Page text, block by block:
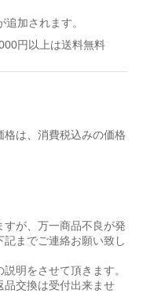
追加されます。
円以上は送料無料
は、消費税込みの価格
が、万一商品不良が発
までご連絡お願い致し
明をさせて頂きます。
品交換は受付出来ませ